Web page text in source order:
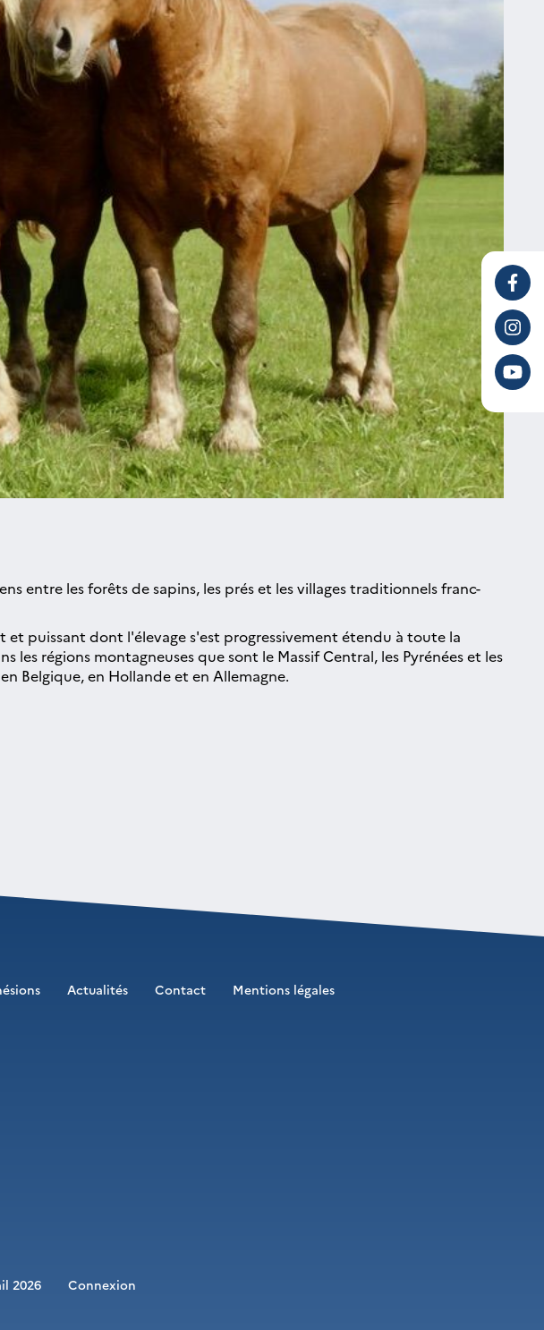
entre les forêts de sapins, les prés et les villages traditionnels franc-
puissant dont l'élevage s'est progressivement étendu à toute la
régions montagneuses que sont le Massif Central, les Pyrénées et les
Belgique, en Hollande et en Allemagne.
Actualités Contact Mentions légales
2026 Connexion